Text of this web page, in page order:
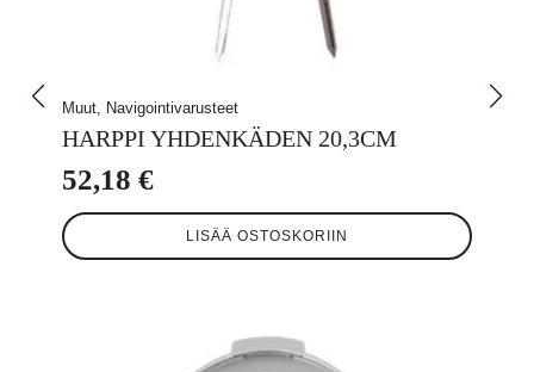
Muut, Navigointivarusteet
HARPPI YHDENKÄDEN 20,3CM
52,18 €
LISÄÄ OSTOSKORIIN